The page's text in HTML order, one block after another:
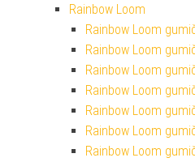
Rainbow Loom
Rainbow Loom
Rainbow Loom
Rainbow Loom
Rainbow Loom
Rainbow Loom
Rainbow Loom
Rainbow Loom